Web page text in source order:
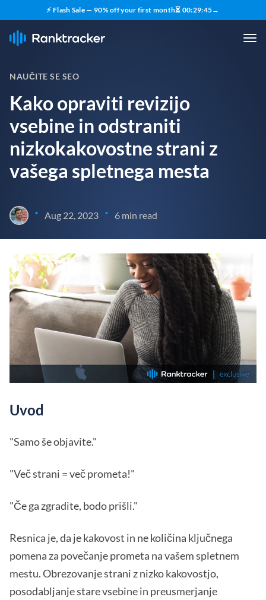
⚡ Flash Sale — 90% off your first month⏳ 00:29:43→
NAUČITE SE SEO
Kako opraviti revizijo
vsebine in odstraniti
nizkokakovostne strani z
vašega spletnega mesta
• Aug 22, 2023 • 6 min read
Uvod
"Samo še objavite."
"Več strani = več prometa!"
"Če ga zgradite, bodo prišli."
Resnica je, da je kakovost in ne količina ključnega
pomena za povečanje prometa na vašem spletnem
mestu. Obrezovanje strani z nizko kakovostjo,
posodabljanje stare vsebine in preusmerjanje